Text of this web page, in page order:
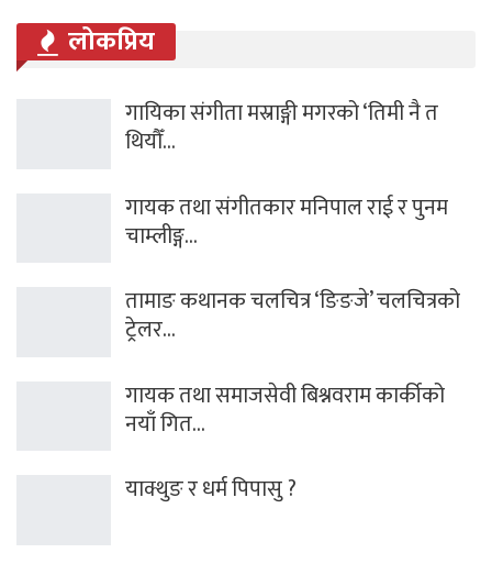
लोकप्रिय
गायिका संगीता मस्राङ्गी मगरको ‘तिमी नै त
थियौँ…
गायक तथा संगीतकार मनिपाल राई र पुनम
चाम्लीङ्ग…
तामाङ कथानक चलचित्र ‘ङिङजे’ चलचित्रको
ट्रेलर…
गायक तथा समाजसेवी बिश्नवराम कार्कीको
नयाँ गित…
याक्थुङ र धर्म पिपासु ?